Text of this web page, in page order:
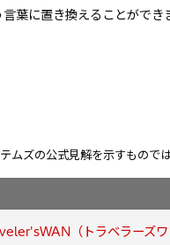
葉に置き換えることがで
ズの公式見解を示すものでは
（トラベラーズワ